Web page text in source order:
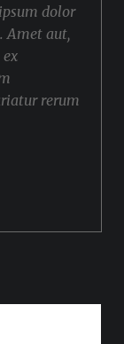
dolor
Amet aut,
rerum